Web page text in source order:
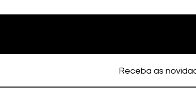
Receba as